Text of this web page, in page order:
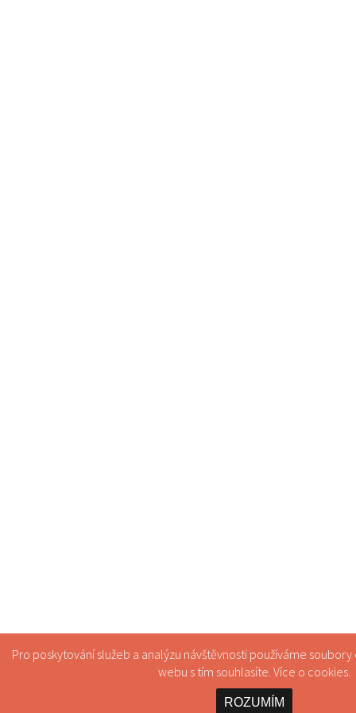
Pro poskytování služeb a analýzu návštěvnosti používáme
webu s tím souhlasíte. Více o cookies.
ROZUMÍM